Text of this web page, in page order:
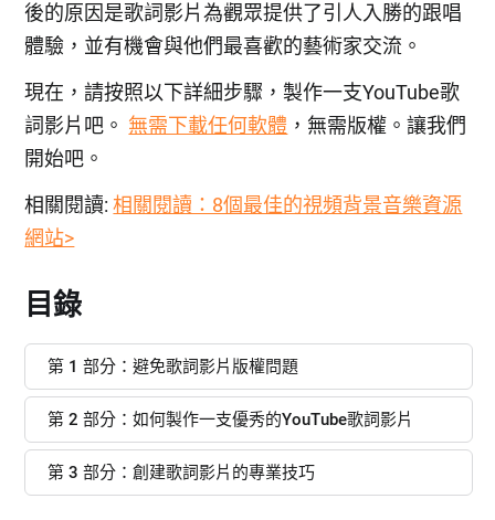
後的原因是歌詞影片為觀眾提供了引人入勝的跟唱
體驗，並有機會與他們最喜歡的藝術家交流。
現在，請按照以下詳細步驟，製作一支YouTube歌
詞影片吧。 無需下載任何軟體 ，無需版權。讓我們
開始吧。
相關閱讀:相關閱讀：8個最佳的視頻背景音樂資源
網站>
目錄
第 1 部分：避免歌詞影片版權問題
第 2 部分：如何製作一支優秀的YouTube歌詞影片
第 3 部分：創建歌詞影片的專業技巧